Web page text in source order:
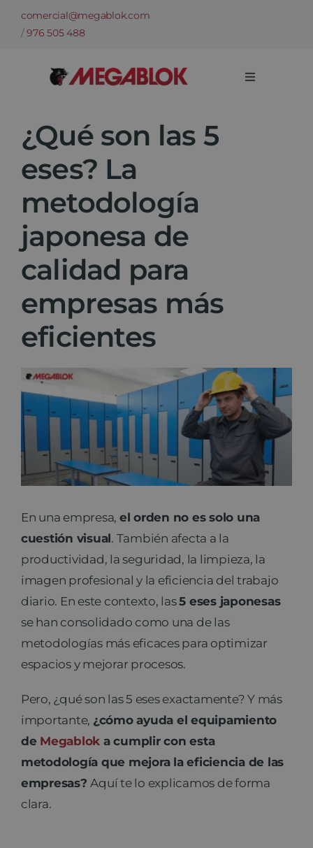
Saltarcomercial@megablok.com
/976 505 488
Toggle
Casos de Éxito
Categorías
Información técnica
Noticias
Contacto
¿Qué son las 5
eses? La
metodología
japonesa de
calidad para
empresas más
eficientes
Ver
imagen
más
grande
En una empresa, el orden no es solo una
cuestión visual. También afecta a la
productividad, la seguridad, la limpieza, la
imagen profesional y la eficiencia del trabajo
diario. En este contexto, las5 eses japonesas
se han consolidado como una de las
metodologías más eficaces para optimizar
espacios y mejorar procesos.
Pero, ¿qué son las 5 eses exactamente? Y más
importante, ¿cómo ayuda el equipamiento
de Megablok a cumplir con esta
metodología que mejora la eficiencia de las
empresas?Aquí te lo explicamos de forma
clara.